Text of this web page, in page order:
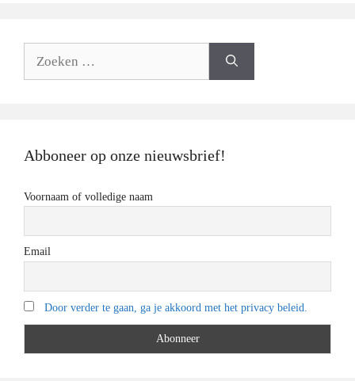
Abboneer op onze nieuwsbrief!
Voornaam of volledige naam
Email
Door verder te gaan, ga je akkoord met het privacy beleid.